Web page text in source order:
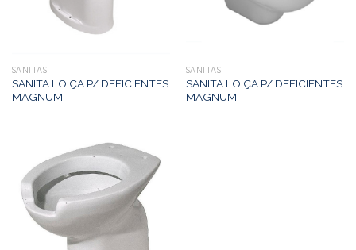
SANITAS
SANITA LOIÇA P/ DEFICIENTES
MAGNUM
SANITAS
SANITA LOIÇA P/ DEFICIENTES
MAGNUM